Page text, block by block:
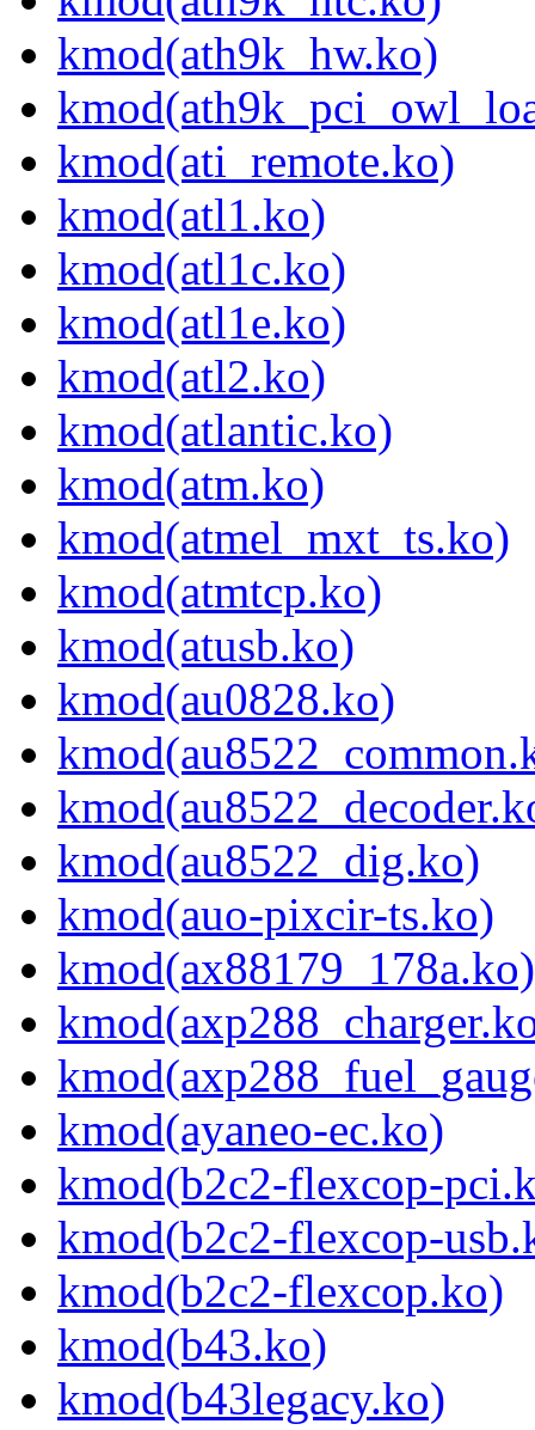
kmod(ath9k_hw.ko)
kmod(ati_remote.ko)
kmod(atl1.ko)
kmod(atl1c.ko)
kmod(atl1e.ko)
kmod(atl2.ko)
kmod(atlantic.ko)
kmod(atm.ko)
kmod(atmel_mxt_ts.ko)
kmod(atmtcp.ko)
kmod(atusb.ko)
kmod(au0828.ko)
kmod(au8522_dig.ko)
kmod(auo-pixcir-ts.ko)
kmod(ax88179_178a.ko)
kmod(ayaneo-ec.ko)
kmod(b2c2-flexcop-
kmod(b2c2-flexcop-
kmod(b2c2-flexcop.ko)
kmod(b43.ko)
kmod(b43legacy.ko)